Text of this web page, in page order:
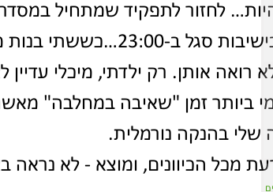
ונגמר בישיבות סגל ב-
רואה אותן. רק ילדתי, מיכלי
ביותר זמן "שאיבה במחלבה"
בהנקה נורמלית.
מכל הכיוונים, ומוצא - לא נראה